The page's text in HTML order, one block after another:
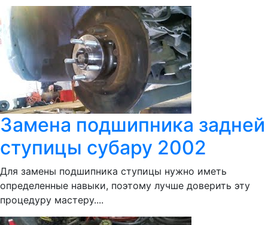
Замена подшипника задней
ступицы субару 2002
Для замены подшипника ступицы нужно иметь
определенные навыки, поэтому лучше доверить эту
процедуру мастеру....